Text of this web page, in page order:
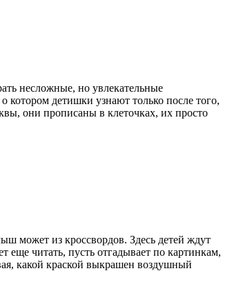
несложные, но увлекательные
котором детишки узнают только после того,
они прописаны в клеточках, их просто
может из кроссвордов. Здесь детей ждут
еще читать, пусть отгадывает по картинкам,
какой краской выкрашен воздушный